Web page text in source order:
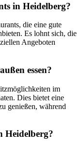
in Heidelberg?
die eine gute
Es lohnt sich, die
Angeboten
essen?
im
Dies bietet eine
genießen, während
Heidelberg?